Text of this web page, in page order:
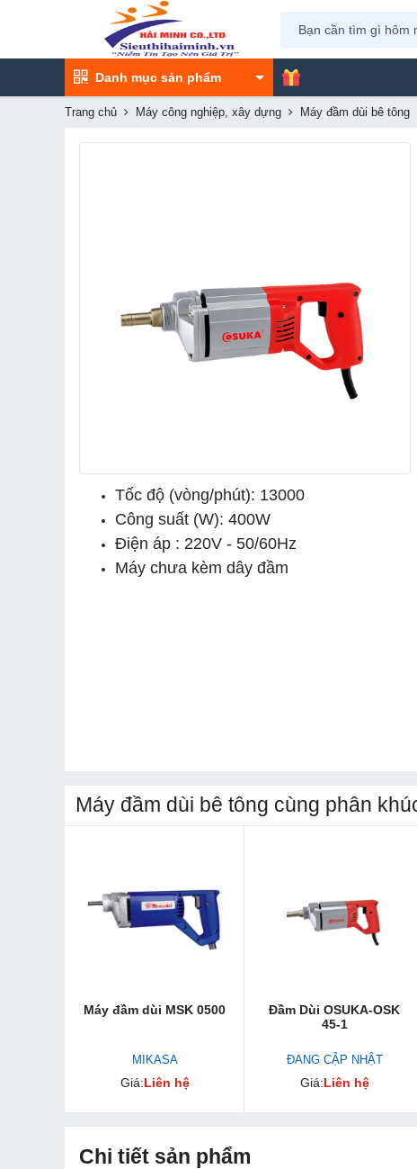
Danh mục sản phẩm
Trang chủ Máy công nghiệp, xây dựng Máy đầm dùi bê tông
Tốc độ (vòng/phút): 13000
Công suất (W): 400W
Điện áp : 220V - 50/60Hz
Máy chưa kèm dây đầm
Máy đầm dùi bê tông cùng phân
Máy đầm dùi MSK 0500
MIKASA
Giá:Liên hệ
Đầm Dùi OSUKA-OSK
45-1
ĐANG CẬP NHẬT
Giá:Liên hệ
Chi tiết sản phẩm